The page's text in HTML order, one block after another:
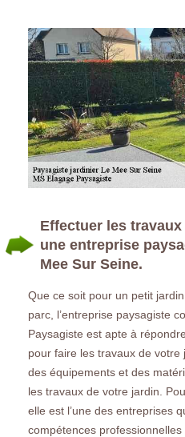
Effectuer les
une entreprise
Mee Sur Seine.
Que ce soit pour un petit
parc, l’entreprise paysagiste
Paysagiste est apte à
pour faire les travaux de votre
des équipements et des
les travaux de votre jardin.
elle est l’une des entreprises
compétences